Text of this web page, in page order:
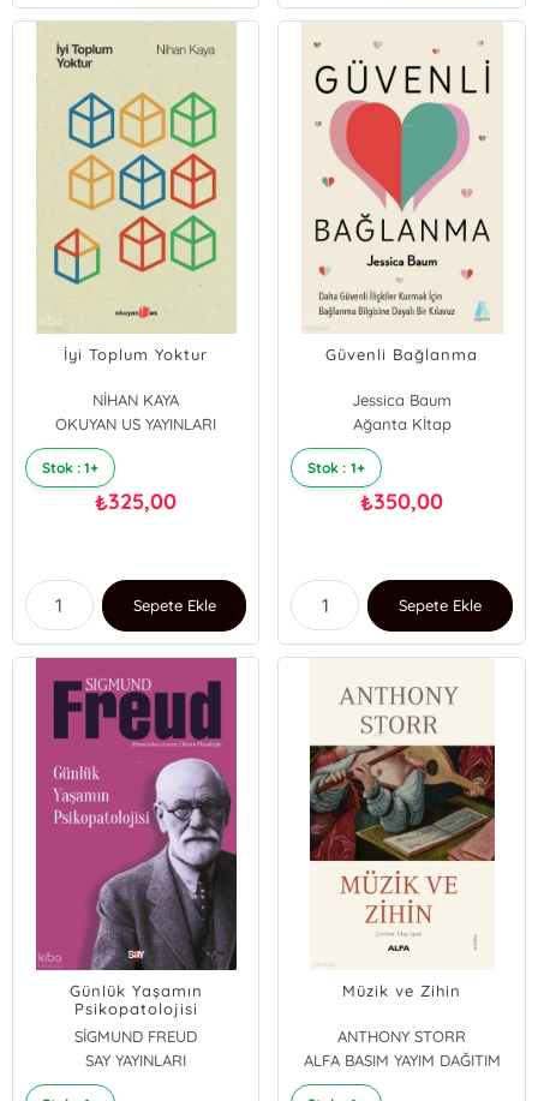
İyi Toplum Yoktur
NİHAN KAYA
OKUYAN US YAYINLARI
Stok : 1+
₺325,00
Sepete Ekle
Güvenli Bağlanma
Jessica Baum
Ağanta Kİtap
Stok : 1+
₺350,00
Sepete Ekle
Günlük Yaşamın
Psikopatolojisi
SİGMUND FREUD
SAY YAYINLARI
Müzik ve Zihin
ANTHONY STORR
ALFA BASIM YAYIM DAĞITIM